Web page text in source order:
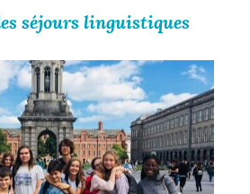
séjours linguistiques